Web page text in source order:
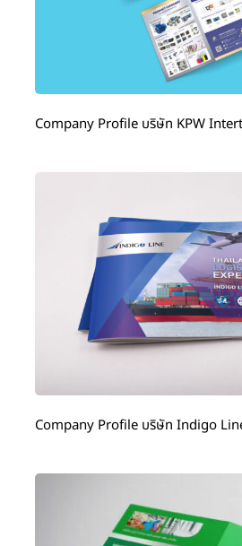
Company Profile บริษัท KPW
Company Profile บริษัท Indigo